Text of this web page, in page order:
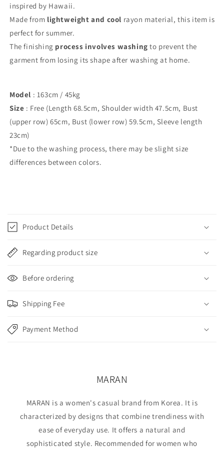
inspired by Hawaii.
Made from lightweight and cool rayon material, this item is
perfect for summer.
The finishing process involves washing to prevent the
garment from losing its shape after washing at home.
Model : 163cm / 45kg
Size : Free (Length 68.5cm, Shoulder width 47.5cm, Bust
(upper row) 65cm, Bust (lower row) 59.5cm, Sleeve length
23cm)
*Due to the washing process, there may be slight size
differences between colors.
o
l
a
p
s
i
b
l
e
Product Details
Regarding product size
Before ordering
Shipping Fee
Payment Method
MARAN
MARAN is a women's casual brand from Korea. It is
characterized by designs that combine trendiness with
ease of everyday use. It offers a natural and
sophisticated style. Recommended for women who